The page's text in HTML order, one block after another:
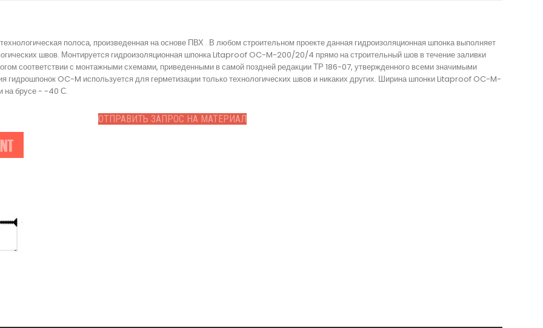
полоса, произведенная на основе ПВХ . В любом строительном проекте данная гидроизоляционная шпонка выполняет
швов. Монтируется гидроизоляционная шпонка Litaproof OC-M-200/20/4 прямо на строительный шов в течение заливки
соответствии с монтажными схемами, приведенными в самой поздней редакции ТР 186-07, утвержденного всеми значимыми
гидрошпонок OC-M используется для герметизации только технологических швов и никаких других. Ширина шпонки Litaproof OC-M-
на брусе - -40 С.
ОТПРАВИТЬ ЗАПРОС НА МАТЕРИАЛ